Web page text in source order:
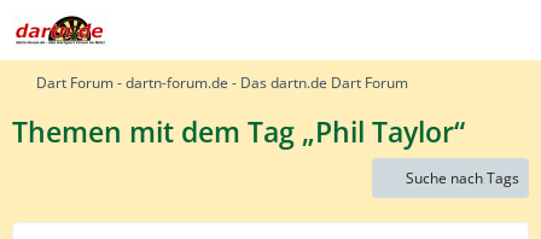
Dart Forum - dartn-forum.de - Das dartn.de Dart Forum
Themen mit dem Tag „Phil Taylor“
Suche nach Tags